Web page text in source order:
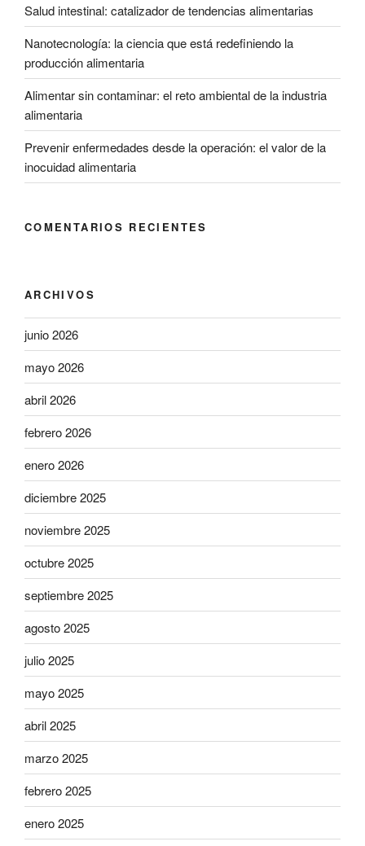
Salud intestinal: catalizador de tendencias alimentarias
Nanotecnología: la ciencia que está redefiniendo la
producción alimentaria
Alimentar sin contaminar: el reto ambiental de la industria
alimentaria
Prevenir enfermedades desde la operación: el valor de la
inocuidad alimentaria
COMENTARIOS RECIENTES
ARCHIVOS
junio 2026
mayo 2026
abril 2026
febrero 2026
enero 2026
diciembre 2025
noviembre 2025
octubre 2025
septiembre 2025
agosto 2025
julio 2025
mayo 2025
abril 2025
marzo 2025
febrero 2025
enero 2025